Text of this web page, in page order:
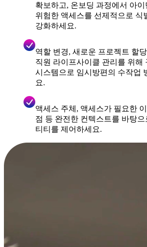
확보하고, 온보딩 과정에서 아
위험한 액세스를 선제적으로 식
강화하세요.
역할 변경, 새로운 프로젝트 할
직원 라이프사이클 관리를 위해
시스템으로 임시방편의 수작업
요.
액세스 주체, 액세스가 필요한
점 등 완전한 컨텍스트를 바탕으
티티를 제어하세요.